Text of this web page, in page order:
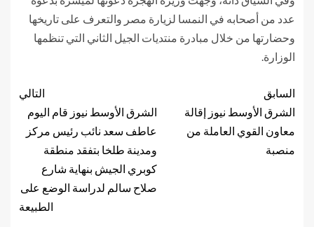
عدد من أصحابه في النمسا لزيارة مصر والتعرف على تاريخها
وحضارتها من خلال مبادرة منتديات الجيل الثاني التي تنظمها
الوزارة.
السابق
الشرق الأوسط نيوز إقالة
معاون القوي العاملة من
منصبة
التالي
الشرق الأوسط نيوز قام اليوم
عاطف سعد نائب رئيس مركز
ومدينة طلخا بتفقد منطقة
كوبري الجيش بنهاية شارع
صلاح سالم لدراسة الوضع على
الطبيعة